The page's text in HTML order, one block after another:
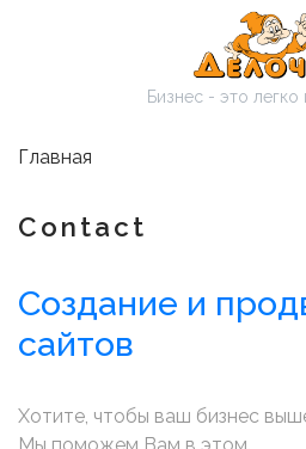
Бизнес - это легко
Главная
Contact
Создание и
сайтов
Хотите, чтобы ваш бизнес